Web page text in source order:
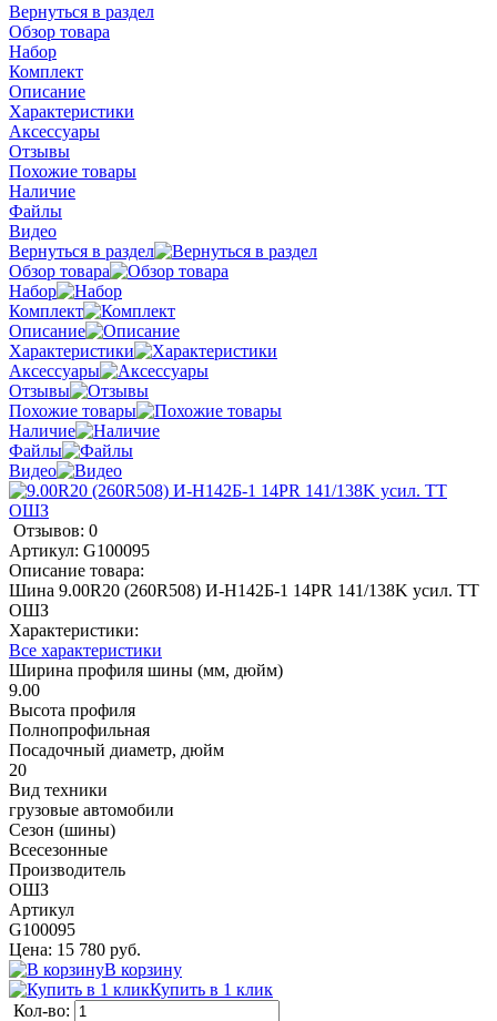
Вернуться в раздел
Обзор товара
Набор
Комплект
Описание
Характеристики
Аксессуары
Отзывы
Похожие товары
Наличие
Файлы
Видео
Вернуться в раздел
Обзор товара
Набор
Комплект
Описание
Характеристики
Аксессуары
Отзывы
Похожие товары
Наличие
Файлы
Видео
Отзывов: 0
Артикул: G100095
Описание товара:
Шина 9.00R20 (260R508) И-Н142Б-1 14PR 141/138K усил. TT
ОШЗ
Характеристики:
Все характеристики
Ширина профиля шины (мм, дюйм)
9.00
Высота профиля
Полнопрофильная
Посадочный диаметр, дюйм
20
Вид техники
грузовые автомобили
Сезон (шины)
Всесезонные
Производитель
ОШЗ
Артикул
G100095
Цена: 15 780 руб.
В корзину
Купить в 1 клик
Кол-во: